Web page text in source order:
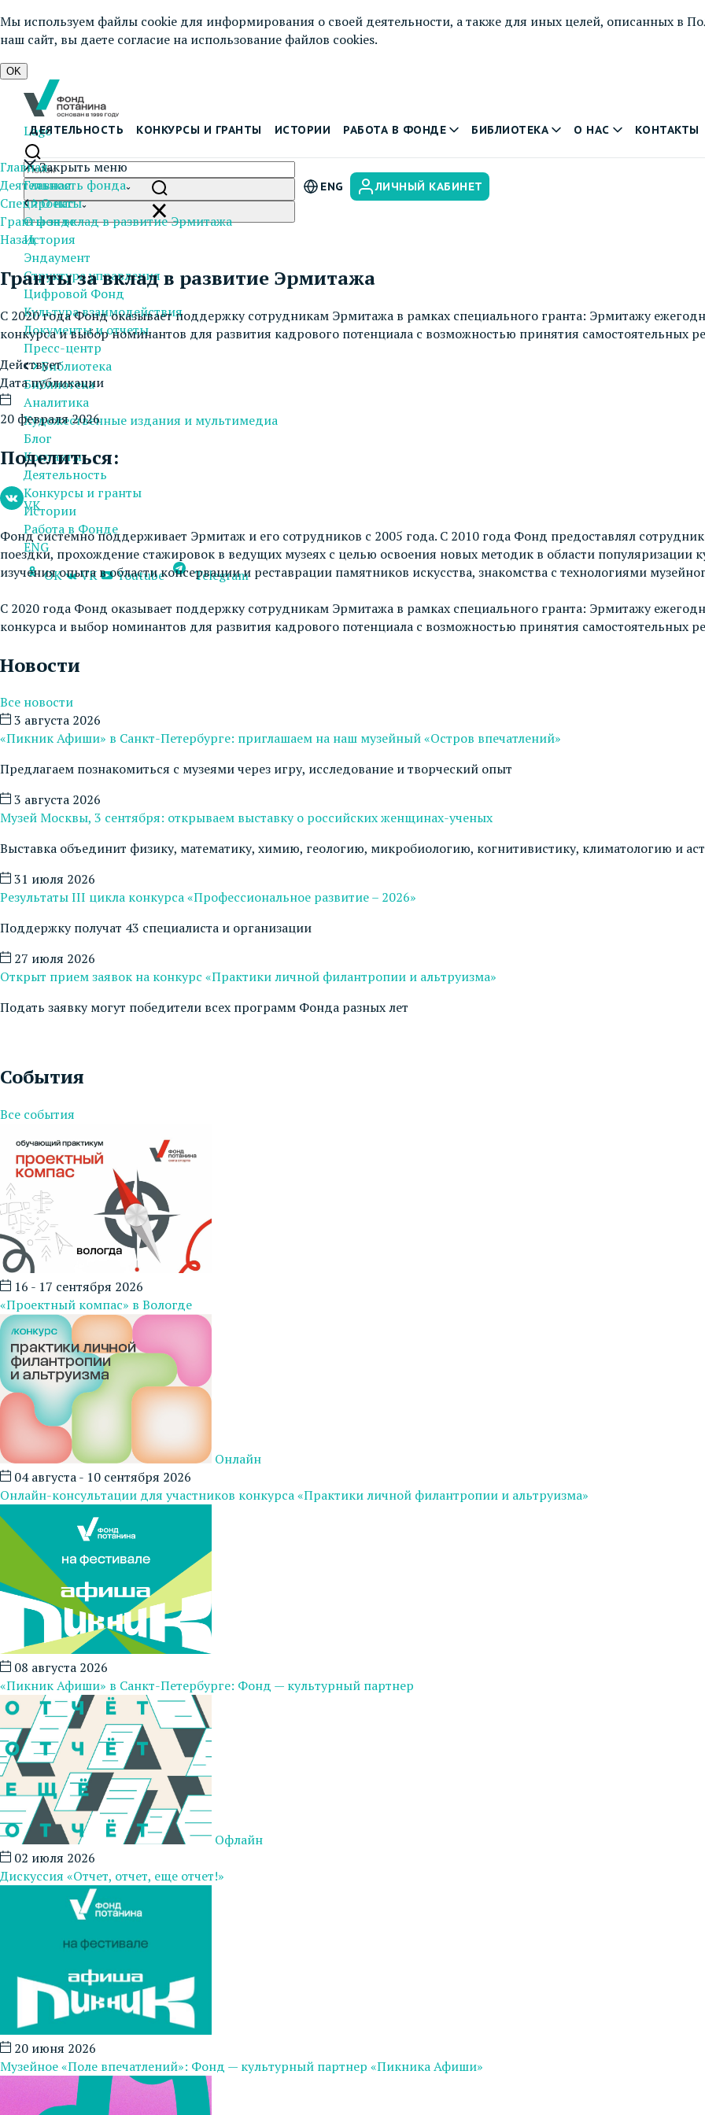
Мы используем файлы cookie для информирования о своей деятельности, а также для иных целей, описанных в
наш сайт, вы даете согласие на использование файлов cookies.
OK
Logo
ДЕЯТЕЛЬНОСТЬ КОНКУРСЫ И ГРАНТЫ ИСТОРИИ РАБОТА В ФОНДЕ БИБЛИОТЕКА О НАС КОНТАКТЫ
ENG ЛИЧНЫЙ КАБИНЕТ
Закрыть меню
Главная
О нас
О фонде
История
Эндаумент
Структура управления
Цифровой Фонд
Культура взаимодействия
Документы и отчеты
Пресс-центр
Библиотека
Библиотека
Аналитика
Художественные издания и мультимедиа
Блог
Контакты
Деятельность
Конкурсы и гранты
Истории
Работа в Фонде
ENG
OK
VK Youtube Telegram
Главная
Деятельность фонда
Спецпроекты
Гранты за вклад в развитие Эрмитажа
Назад
Гранты за вклад в развитие Эрмитажа
С 2020 года Фонд оказывает поддержку сотрудникам Эрмитажа в рамках специального гранта: Эрмитажу
конкурса и выбор номинантов для развития кадрового потенциала с возможностью принятия самостоятельных
Действует
Дата публикации
20 февраля 2026
Поделиться:
VK
Фонд системно поддерживает Эрмитаж и его сотрудников с 2005 года. С 2010 года Фонд предоставлял
поездки, прохождение стажировок в ведущих музеях с целью освоения новых методик в области популяризации
изучения опыта в области консервации и реставрации памятников искусства, знакомства с технологиями
С 2020 года Фонд оказывает поддержку сотрудникам Эрмитажа в рамках специального гранта: Эрмитажу
конкурса и выбор номинантов для развития кадрового потенциала с возможностью принятия самостоятельных
Новости
Все новости
3 августа 2026
«Пикник Афиши» в Санкт-Петербурге: приглашаем на наш музейный «Остров впечатлений»
Предлагаем познакомиться с музеями через игру, исследование и творческий опыт
3 августа 2026
Музей Москвы, 3 сентября: открываем выставку о российских женщинах-ученых
Выставка объединит физику, математику, химию, геологию, микробиологию, когнитивистику, климатологию и
31 июля 2026
Результаты III цикла конкурса «Профессиональное развитие – 2026»
Поддержку получат 43 специалиста и организации
27 июля 2026
Открыт прием заявок на конкурс «Практики личной филантропии и альтруизма»
Подать заявку могут победители всех программ Фонда разных лет
События
Все события
16 - 17 сентября 2026
«Проектный компас» в Вологде
Онлайн
04 августа - 10 сентября 2026
Онлайн-консультации для участников конкурса «Практики личной филантропии и альтруизма»
08 августа 2026
«Пикник Афиши» в Санкт-Петербурге: Фонд — культурный партнер
Офлайн
02 июля 2026
Дискуссия «Отчет, отчет, еще отчет!»
20 июня 2026
Музейное «Поле впечатлений»: Фонд — культурный партнер «Пикника Афиши»